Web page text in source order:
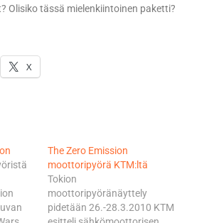
Olisiko tässä mielenkiintoinen paketti?
X
The Zero Emission
moottoripyörä KTM:ltä
Tokion
moottoripyöränäyttely
pidetään 26.-28.3.2010 KTM